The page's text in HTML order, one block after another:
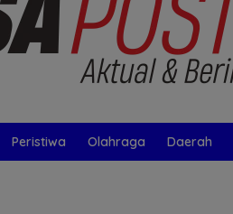
Peristiwa Olahraga Daerah